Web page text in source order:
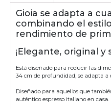
Gioia se adapta a
combinando el
rendimiento de
¡Elegante, original
Está diseñado para reducir las
34 cm de profundidad, se adapta a
Diseñado para aquellos que
auténtico espresso italiano en casa.